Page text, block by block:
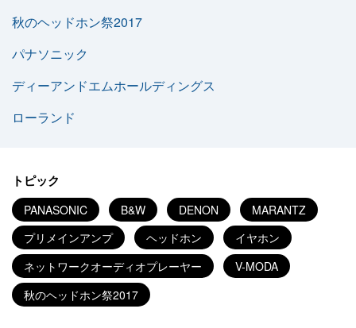
秋のヘッドホン祭2017
パナソニック
ディーアンドエムホールディングス
ローランド
トピック
PANASONIC B&W DENON
MARANTZ
プリメインアンプ
ヘッドホン
イヤホン
ネットワークオーディオプレーヤー
V-MODA
秋のヘッドホン祭2017